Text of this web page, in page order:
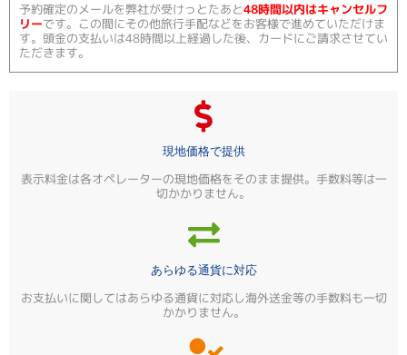
予約確定のメールを弊社が受けっとたあと48時間以内はキャンセルフ
リーです。この間にその他旅行手配などをお客様で進めていただけま
す。頭金の支払いは48時間以上経過した後、カードにご請求させてい
ただきます。
現地価格で提供
表示料金は各オペレーターの現地価格をそのまま提供。手数料等は一
切かかりません。
あらゆる通貨に対応
お支払いに関してはあらゆる通貨に対応し海外送金等の手数料も一切
かかりません。